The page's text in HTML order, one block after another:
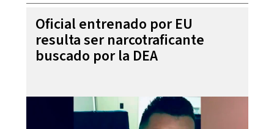
Oficial entrenado por EU
resulta ser narcotraficante
buscado por la DEA